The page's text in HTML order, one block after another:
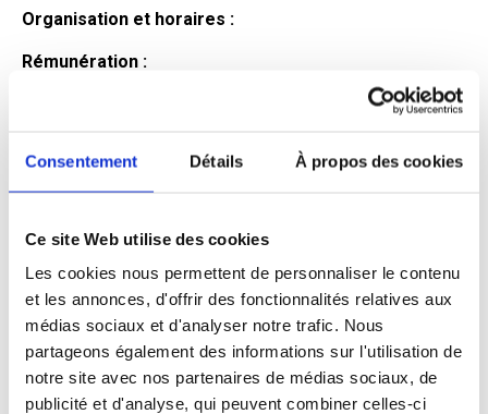
Consentement Détails À propos des cookies
Ce site Web utilise des cookies
Les cookies nous permettent de personnaliser le contenu
et les annonces, d'offrir des fonctionnalités relatives aux
médias sociaux et d'analyser notre trafic. Nous
partageons également des informations sur l'utilisation de
notre site avec nos partenaires de médias sociaux, de
publicité et d'analyse, qui peuvent combiner celles-ci
Organisation et horaires :
Rémunération :
Profil du
candidat
Qualifications et diplômes :
Profil recherché :